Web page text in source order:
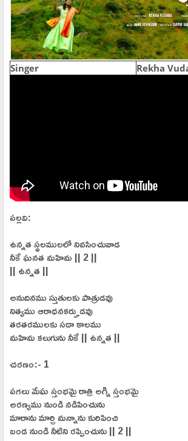
Singer Rekha
పల్లవి:
ఉన్నత స్థలములలో నివసించువాడ
నీకే ఘనత మహిమ || 2 ||
|| ఉన్నత ||
అనుదినము స్తుతులకు పాత్రుడవు
నిత్యము ఆరాధనకర్హుడవు
తరతరములకు సదా కాలము
మహిమ కలుగును నీకే || ఉన్నత ||
చరణం:- 1
పగలు మేఘ స్తంభమై రాత్రి అగ్ని స్తంభమై
అరణ్యము నుండి నడిపించును
మారాను మార్చి మన్నాను కురిపించి
బండ నుండి నీటిని రప్పించును || 2 ||